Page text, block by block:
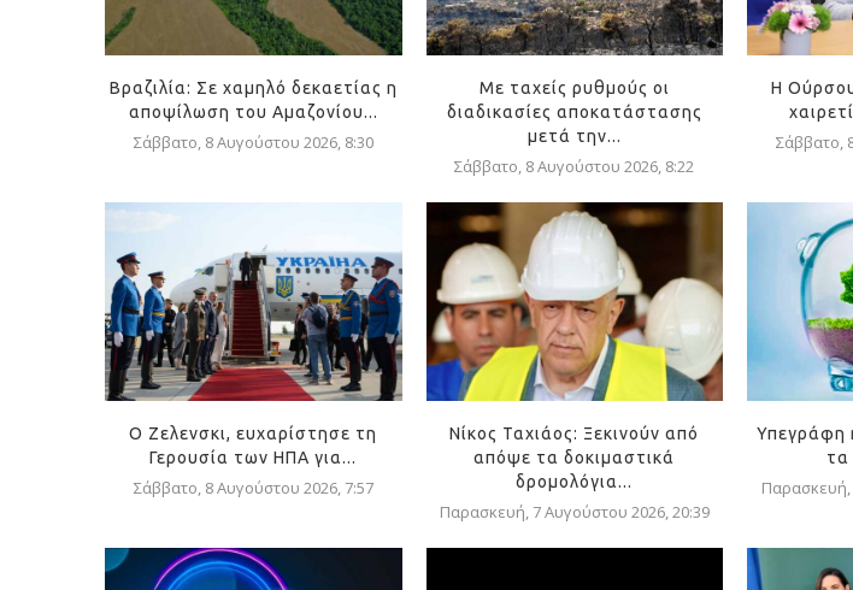
Βραζιλία: Σε χαμηλό δεκαετίας η
αποψίλωση του Αμαζονίου...
Σάββατο, 8 Αυγούστου 2026, 8:30
Με ταχείς ρυθμούς οι
διαδικασίες αποκατάστασης
μετά την...
Σάββατο, 8 Αυγούστου 2026, 8:22
Η
Σάββατο,
Ο Ζελενσκι, ευχαρίστησε τη
Γερουσία των ΗΠΑ για...
Σάββατο, 8 Αυγούστου 2026, 7:57
Νίκος Ταχιάος: Ξεκινούν από
απόψε τα δοκιμαστικά
δρομολόγια...
Παρασκευή, 7 Αυγούστου 2026, 20:39
Υπεγράφη
τα
Παρασκευή,